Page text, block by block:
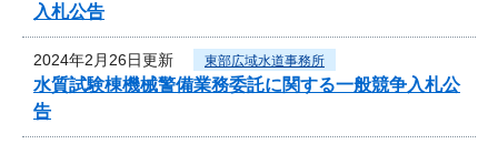
入札公告
2024年2月26日更新 東部広域水道事務所
水質試験棟機械警備業務委託に関する一般競争入札公
告